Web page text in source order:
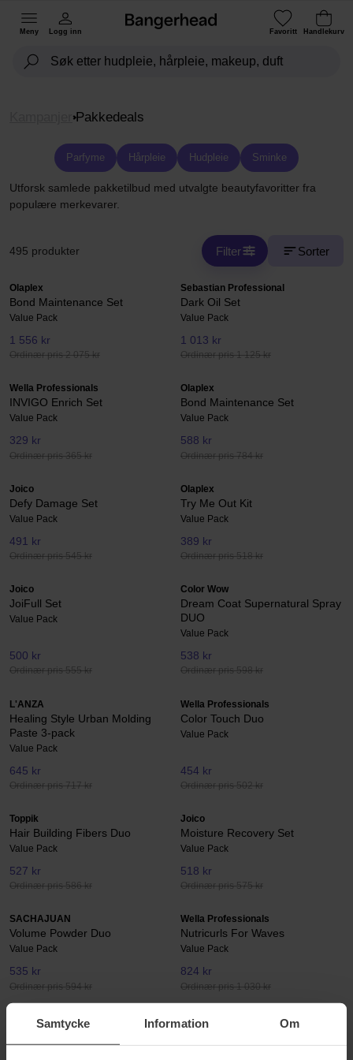
Samtycke Information Om
Meny Logg inn Favoritt Handlekurv
Pakkedeals
Parfyme Hårpleie Hudpleie Sminke
Utforsk samlede pakketilbud med utvalgte beautyfavoritter fra
populære merkevarer.
495 produkter Filter Sorter
Olaplex
Bond Maintenance Set
Value Pack
1 556 kr
Ordinær pris 2 075 kr
Sebastian Professional
Dark Oil Set
Value Pack
1 013 kr
Ordinær pris 1 125 kr
Wella Professionals
INVIGO Enrich Set
Value Pack
329 kr
Ordinær pris 365 kr
Olaplex
Bond Maintenance Set
Value Pack
588 kr
Ordinær pris 784 kr
Joico
Defy Damage Set
Value Pack
491 kr
Ordinær pris 545 kr
Olaplex
Try Me Out Kit
Value Pack
389 kr
Ordinær pris 518 kr
Joico
JoiFull Set
Value Pack
500 kr
Ordinær pris 555 kr
Color Wow
Dream Coat Supernatural Spray
DUO
Value Pack
538 kr
Ordinær pris 598 kr
L'ANZA
Healing Style Urban Molding
Paste 3-pack
Value Pack
645 kr
Ordinær pris 717 kr
Wella Professionals
Color Touch Duo
Value Pack
454 kr
Ordinær pris 502 kr
Toppik
Hair Building Fibers Duo
Value Pack
527 kr
Ordinær pris 586 kr
Joico
Moisture Recovery Set
Value Pack
518 kr
Ordinær pris 575 kr
SACHAJUAN
Volume Powder Duo
Value Pack
535 kr
Ordinær pris 594 kr
Wella Professionals
Nutricurls For Waves
Value Pack
824 kr
Ordinær pris 1 030 kr
AllSmooth Duo
Value Pack
Sebastian Professional
Value Pack